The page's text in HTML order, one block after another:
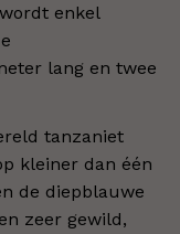
enkel
lang en twee
tanzaniet
kleiner dan één
de diepblauwe
zeer gewild,